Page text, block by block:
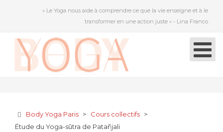
« Le Yoga nous aide à comprendre ce que la vie enseigne et à le
transformer en une action juste » - Lina Franco
Body Yoga Paris > Cours collectifs >
Étude du Yoga-sūtra de Patañjali